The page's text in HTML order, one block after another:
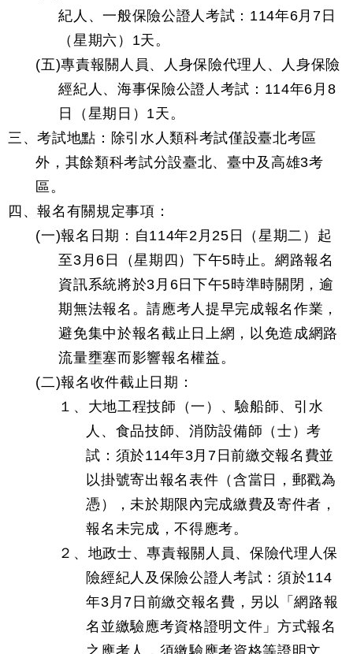
紀人、一般保險公證人考試：114年6月7日
（星期六）1天。
(五)專責報關人員、人身保險代理人、人身保險
經紀人、海事保險公證人考試：114年6月8
日（星期日）1天。
三、考試地點：除引水人類科考試僅設臺北考區
外，其餘類科考試分設臺北、臺中及高雄3考
區。
四、報名有關規定事項：
(一)報名日期：自114年2月25日（星期二）起
至3月6日（星期四）下午5時止。網路報名
資訊系統將於3月6日下午5時準時關閉，逾
期無法報名。請應考人提早完成報名作業，
避免集中於報名截止日上網，以免造成網路
流量壅塞而影響報名權益。
(二)報名收件截止日期：
１、大地工程技師（一）、驗船師、引水
人、食品技師、消防設備師（士）考
試：須於114年3月7日前繳交報名費並
以掛號寄出報名表件（含當日，郵戳為
憑），未於期限內完成繳費及寄件者，
報名未完成，不得應考。
２、地政士、專責報關人員、保險代理人保
險經紀人及保險公證人考試：須於114
年3月7日前繳交報名費，另以「網路報
名並繳驗應考資格證明文件」方式報名
之應考人，須繳驗應考資格等證明文